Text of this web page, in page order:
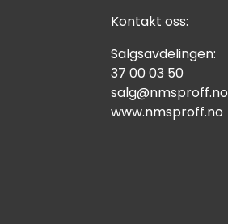
Kontakt oss:
Salgsavdelingen:
37 00 03 50
salg@nmsproff.no
www.nmsproff.no